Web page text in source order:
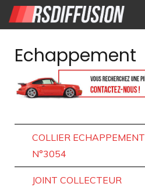
Nouvelles annonces
Annonces prolongées
Atelier mécanique
Contact
Echappement
COLLIER ECHAPPEMENT
N°3054
JOINT COLLECTEUR